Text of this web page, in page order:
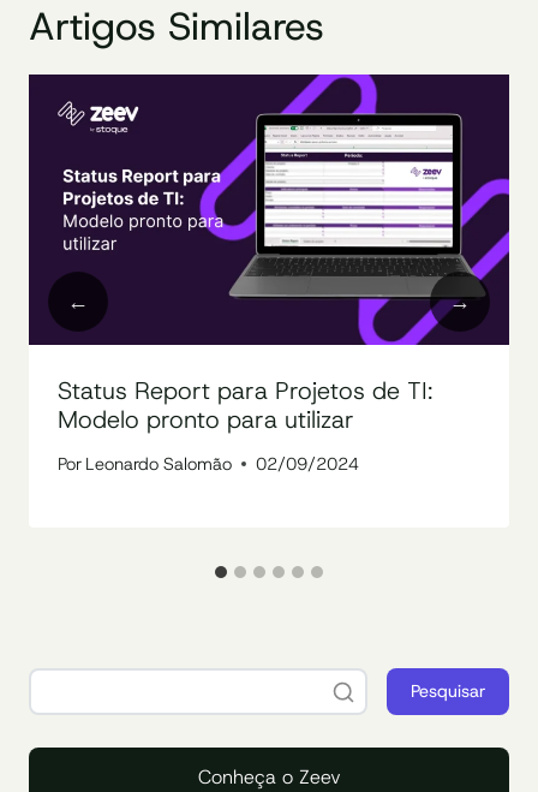
Artigos Similares
Status Report para Projetos de TI:
Modelo pronto para utilizar
Por Leonardo Salomão 02/09/2024
Pesquisar
Conheça o Zeev